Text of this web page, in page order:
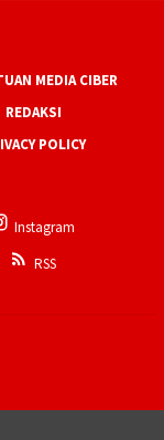
MEDIA CIBER
REDAKSI
POLICY
Instagram
RSS